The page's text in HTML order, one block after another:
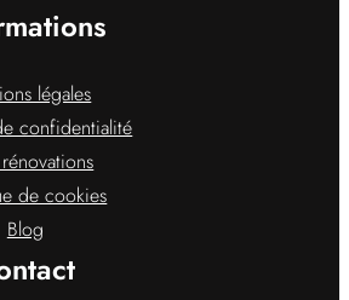
légales
confidentialité
de cookies
Blog